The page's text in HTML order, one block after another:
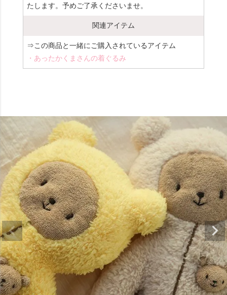
たします。予めご了承くださいませ。
関連アイテム
⇒この商品と一緒にご購入されているアイテム
・あったかくまさんの着ぐるみ